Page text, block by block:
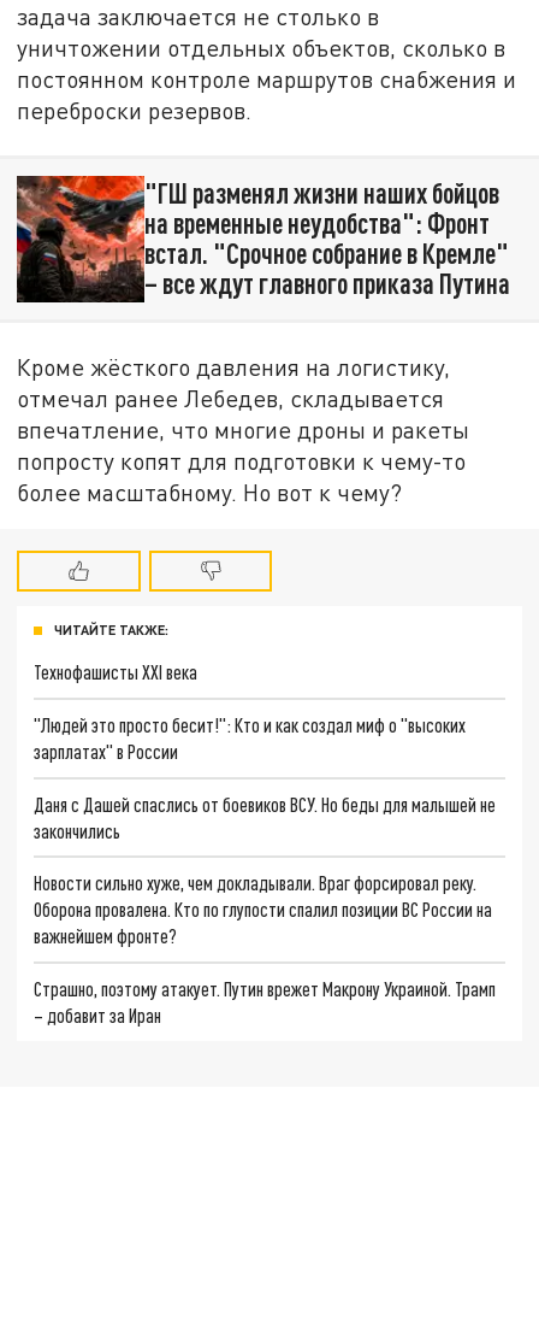
задача заключается не столько в
уничтожении отдельных объектов, сколько в
постоянном контроле маршрутов снабжения и
переброски резервов.
"ГШ разменял жизни наших бойцов
на временные неудобства": Фронт
встал. "Срочное собрание в Кремле"
– все ждут главного приказа Путина
Кроме жёсткого давления на логистику,
отмечал ранее Лебедев, складывается
впечатление, что многие дроны и ракеты
попросту копят для подготовки к чему-то
более масштабному. Но вот к чему?
ЧИТАЙТЕ ТАКЖЕ:
Технофашисты XXI века
"Людей это просто бесит!": Кто и как создал миф о "высоких
зарплатах" в России
Даня с Дашей спаслись от боевиков ВСУ. Но беды для малышей не
закончились
Новости сильно хуже, чем докладывали. Враг форсировал реку.
Оборона провалена. Кто по глупости спалил позиции ВС России на
важнейшем фронте?
Страшно, поэтому атакует. Путин врежет Макрону Украиной. Трамп
– добавит за Иран